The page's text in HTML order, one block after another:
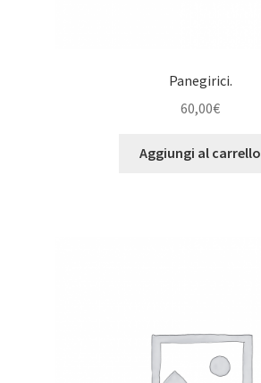
Panegirici.
60,00€
Aggiungi al carrello